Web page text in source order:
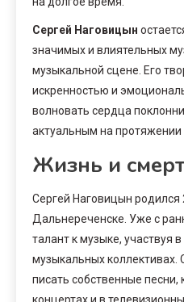
Сергей Наговицын
значимых и влиятельных
музыкальной сцене. Его
искренностью и
волновать сердца
актуальным на протяжении
Жизнь и
Сергей Наговицын родился
Дальнереченске. Уже с
талант к музыке, участвуя
музыкальных коллективах.
писать собственные песни,
концертах и в